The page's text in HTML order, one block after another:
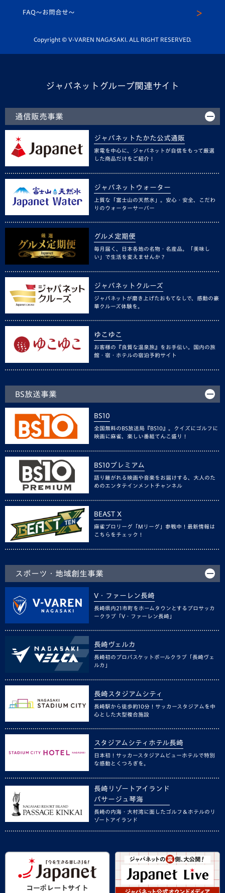
平和祈念活動
ホームタウン活動
スクール
FAQ〜お問合せ〜
Copyright © V-VAREN NAGASAKI. ALL RIGHT RESERVED.
ジャパネットグループ関連サイト
通信販売事業
ジャパネットたかた公式通販
家電を中心に、ジャパネットが自信をもって厳選
した商品だけをご紹介！
ジャパネットウォーター
上質な「富士山の天然水」。安心・安全、こだわ
りのウォーターサーバー
グルメ定期便
毎月届く、日本各地の名物・名産品。「美味し
い」で生活を変えませんか？
ジャパネットクルーズ
ジャパネットが磨き上げたおもてなしで、感動の豪
華クルーズ体験を。
ゆこゆこ
お客様の『良質な温泉旅』をお手伝い。国内の旅
館・宿・ホテルの宿泊予約サイト
BS放送事業
BS10
全国無料のBS放送局『BS10』。クイズにゴルフに
映画に麻雀、楽しい番組てんこ盛り！
BS10プレミアム
語り継がれる映画や音楽をお届けする、大人のた
めのエンタテインメントチャンネル
BEAST X
麻雀プロリーグ「Mリーグ」参戦中！最新情報は
こちらをチェック！
スポーツ・地域創生事業
V・ファーレン長崎
長崎県内21市町をホームタウンとするプロサッカ
ークラブ「V・ファーレン長崎」
長崎ヴェルカ
長崎初のプロバスケットボールクラブ「長崎ヴェ
ルカ」
長崎スタジアムシティ
長崎駅から徒歩約10分！サッカースタジアムを中
心とした大型複合施設
スタジアムシティホテル長崎
日本初！サッカースタジアムビューホテルで特別
な感動とくつろぎを。
長崎リゾートアイランド
パサージュ琴海
長崎の内海・大村湾に面したゴルフ＆ホテルのリ
ゾートアイランド